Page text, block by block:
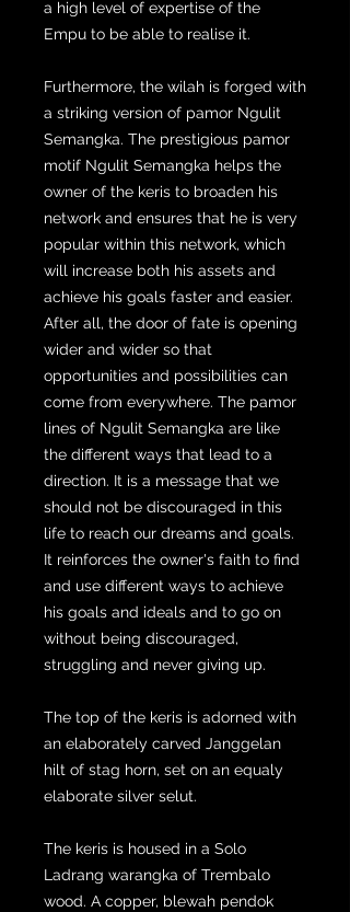
a high level of expertise of the
Empu to be able to realise it.
Furthermore, the wilah is forged with
a striking version of pamor Ngulit
Semangka. The prestigious pamor
motif Ngulit Semangka helps the
owner of the keris to broaden his
network and ensures that he is very
popular within this network, which
will increase both his assets and
achieve his goals faster and easier.
After all, the door of fate is opening
wider and wider so that
opportunities and possibilities can
come from everywhere. The pamor
lines of Ngulit Semangka are like
the different ways that lead to a
direction. It is a message that we
should not be discouraged in this
life to reach our dreams and goals.
It reinforces the owner's faith to find
and use different ways to achieve
his goals and ideals and to go on
without being discouraged,
struggling and never giving up.
The top of the keris is adorned with
an elaborately carved Janggelan
hilt of stag horn, set on an equaly
elaborate silver selut.
The keris is housed in a Solo
Ladrang warangka of Trembalo
wood. A copper, blewah pendok